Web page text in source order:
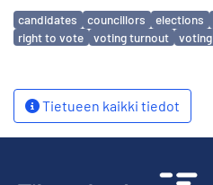
Avainsanat
candidates councillors elections
right to vote
voting turnout voting
Tietueen kaikki tiedot